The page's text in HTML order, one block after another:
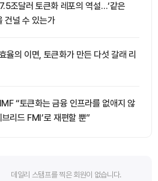
조달러 토큰화 레포의 역설…‘같은
건널 수 있는가
율의 이면, 토큰화가 만든 다섯 갈래 리
“토큰화는 금융 인프라를 없애지 않
리드 FMI’로 재편할 뿐”
데일리 스탬프를 찍은 회원이 없습니다.